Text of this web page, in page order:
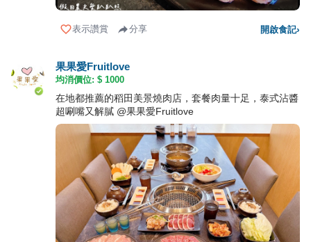
表示讚賞 分享 開啟食記›
果果愛Fruitlove
均消價位: $ 1000
在地都推薦的稻田美景燒肉店，套餐肉量十足，泰式沾醬
超唰嘴又解膩 @果果愛Fruitlove